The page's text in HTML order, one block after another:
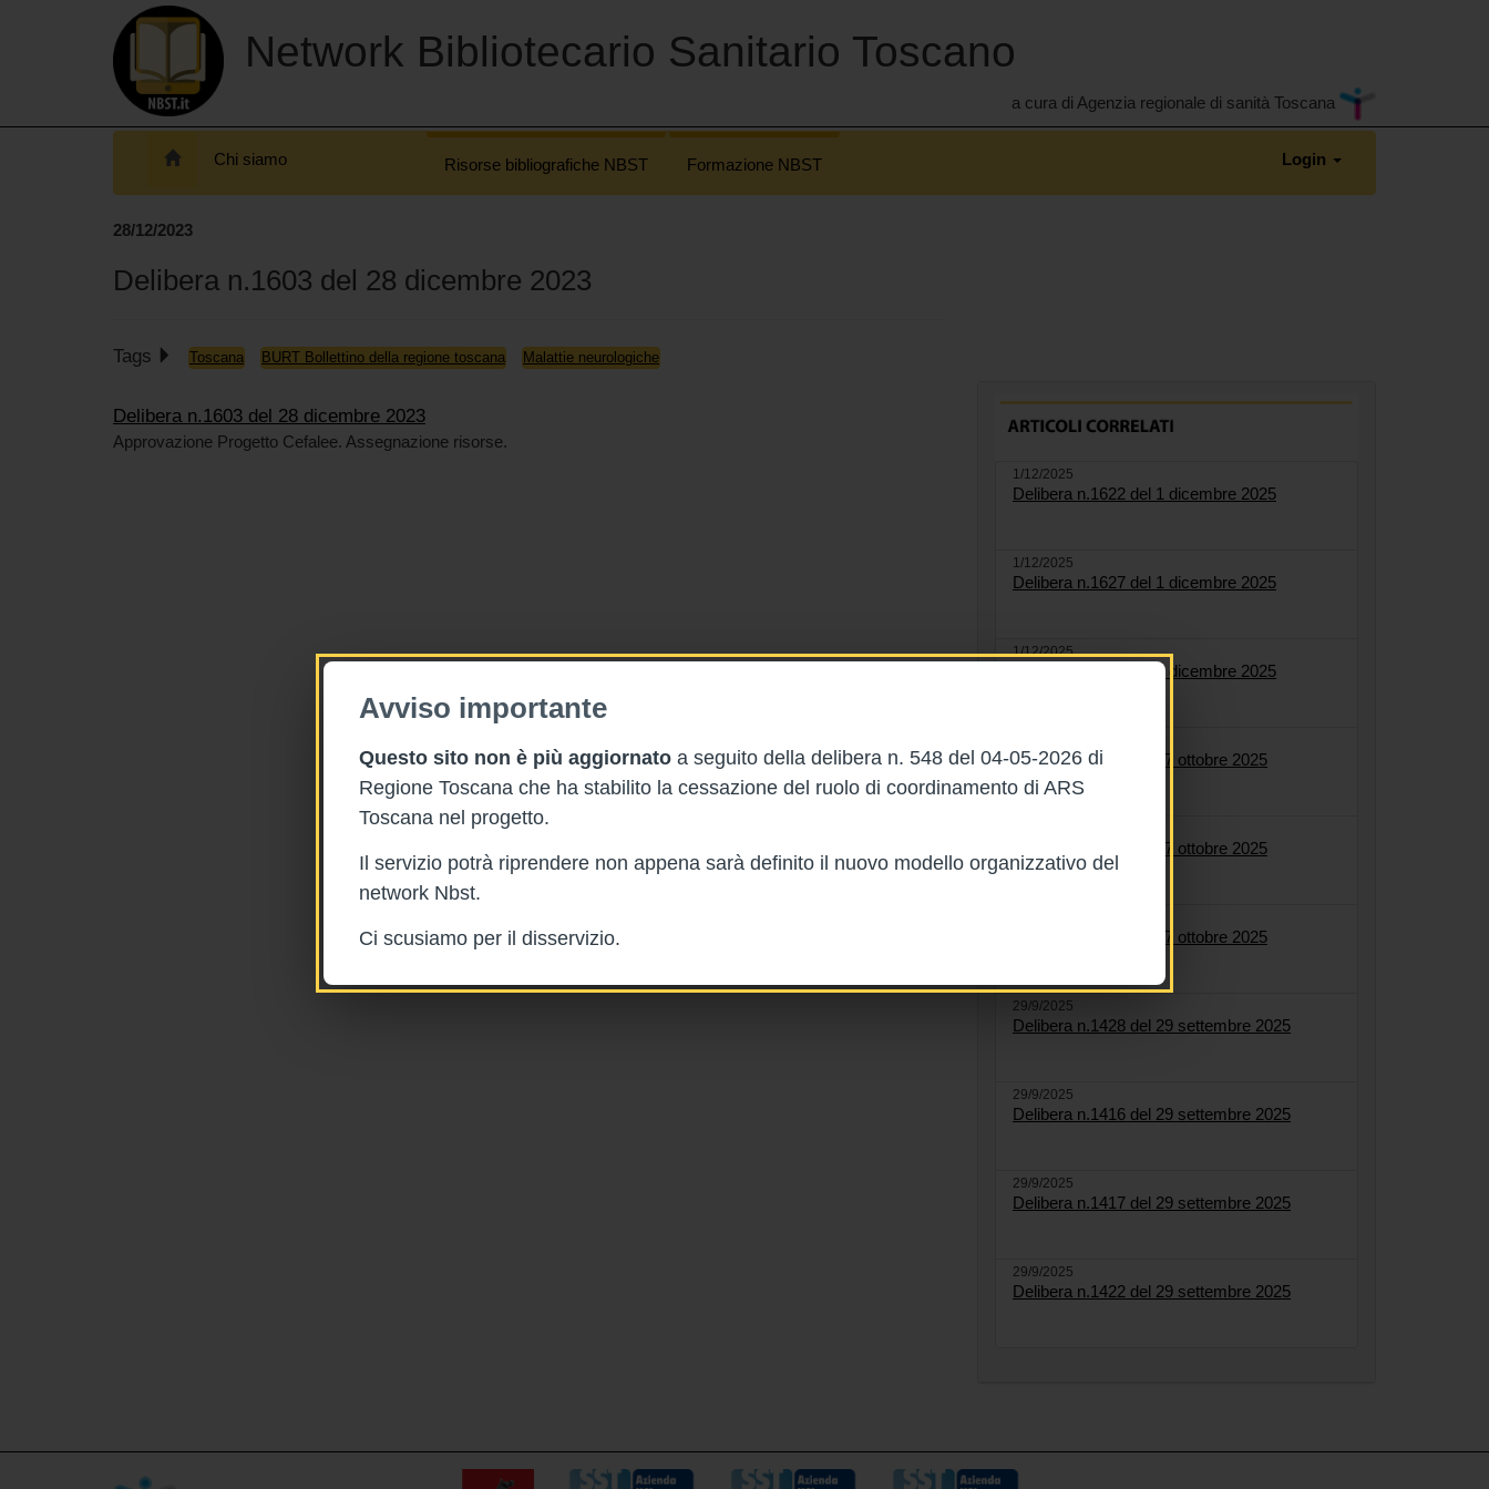
Avviso importante
Questo sito non è più aggiornato a seguito della delibera n. 548 del 04-05-2026 di
Regione Toscana che ha stabilito la cessazione del ruolo di coordinamento di ARS
Toscana nel progetto.
Il servizio potrà riprendere non appena sarà definito il nuovo modello organizzativo del
network Nbst.
Ci scusiamo per il disservizio.
Network Bibliotecario Sanitario Toscano
a cura di Agenzia regionale di sanità Toscana
Chi siamo Risorse bibliografiche NBST Formazione NBST Login
28/12/2023
Delibera n.1603 del 28 dicembre 2023
Tags Toscana BURT Bollettino della regione toscana Malattie neurologiche
Delibera n.1603 del 28 dicembre 2023
Approvazione Progetto Cefalee. Assegnazione risorse.
1/12/2025
Delibera n.1622 del 1 dicembre 2025
1/12/2025
Delibera n.1627 del 1 dicembre 2025
1/12/2025
Delibera n.1584 del 1 dicembre 2025
Delibera n.1561 del 27 ottobre 2025
Delibera n.1564 del 27 ottobre 2025
Delibera n.1558 del 27 ottobre 2025
29/9/2025
Delibera n.1428 del 29 settembre 2025
29/9/2025
Delibera n.1416 del 29 settembre 2025
29/9/2025
Delibera n.1417 del 29 settembre 2025
29/9/2025
Delibera n.1422 del 29 settembre 2025